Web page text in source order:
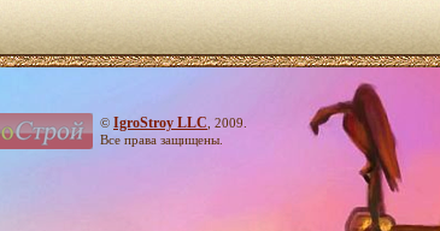
© IgroStroy LLC , 2009.
Все права защищены.